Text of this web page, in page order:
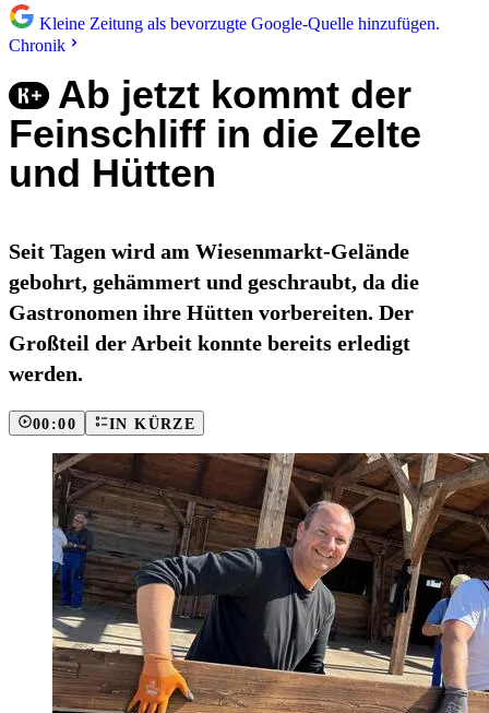
Kleine Zeitung als bevorzugte Google-Quelle hinzufügen.
Chronik
Ab jetzt kommt der
Feinschliff in die Zelte
und Hütten
Seit Tagen wird am Wiesenmarkt-Gelände
gebohrt, gehämmert und geschraubt, da die
Gastronomen ihre Hütten vorbereiten. Der
Großteil der Arbeit konnte bereits erledigt
werden.
00:00 IN KÜRZE